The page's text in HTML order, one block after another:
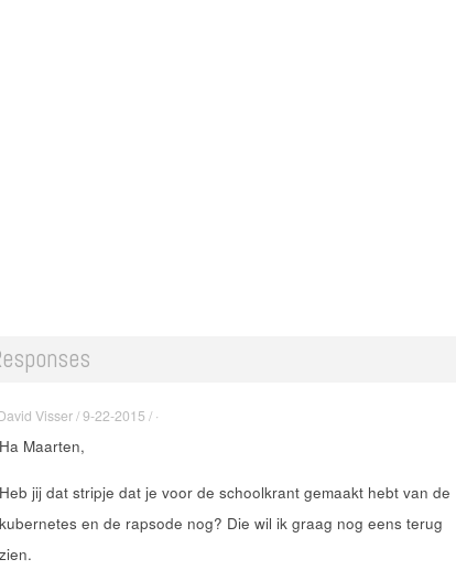
Visser / 9-22-2015 / ·
Ha Maarten,
Heb jij dat stripje dat je voor de schoolkrant gemaakt hebt van de
kubernetes en de rapsode nog? Die wil ik graag nog eens terug
zien.